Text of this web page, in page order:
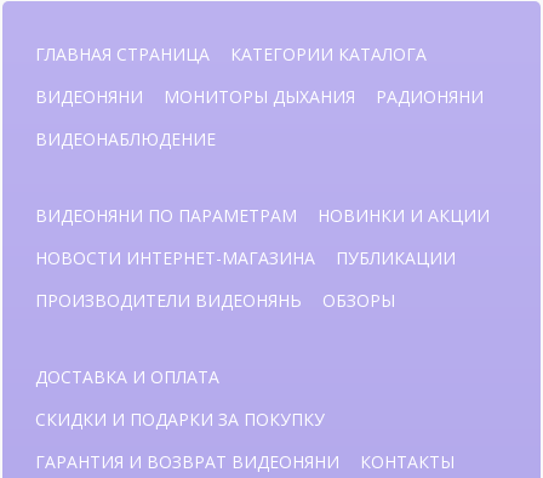
ГЛАВНАЯ СТРАНИЦА
КАТЕГОРИИ КАТАЛОГА
ВИДЕОНЯНИ
МОНИТОРЫ ДЫХАНИЯ
РАДИОНЯНИ
ВИДЕОНАБЛЮДЕНИЕ
ВИДЕОНЯНИ ПО ПАРАМЕТРАМ
НОВИНКИ И АКЦИИ
НОВОСТИ ИНТЕРНЕТ-МАГАЗИНА
ПУБЛИКАЦИИ
ПРОИЗВОДИТЕЛИ ВИДЕОНЯНЬ
ОБЗОРЫ
ДОСТАВКА И ОПЛАТА
СКИДКИ И ПОДАРКИ ЗА ПОКУПКУ
ГАРАНТИЯ И ВОЗВРАТ ВИДЕОНЯНИ
КОНТАКТЫ